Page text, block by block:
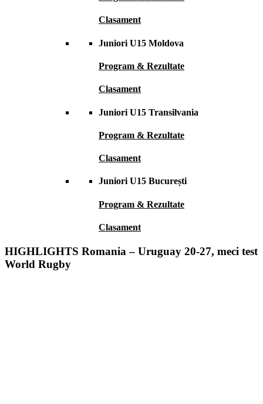
Clasament
Juniori U15 Moldova
Program & Rezultate
Clasament
Juniori U15 Transilvania
Program & Rezultate
Clasament
Juniori U15 București
Program & Rezultate
Clasament
HIGHLIGHTS Romania – Uruguay 20-27, meci test
World Rugby